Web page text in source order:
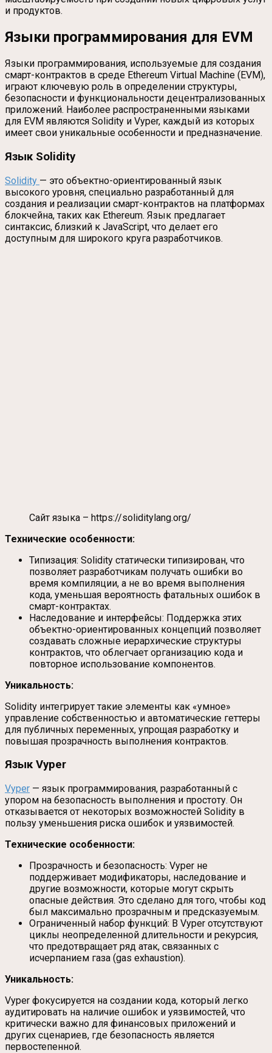
и продуктов.
Языки программирования для EVM
Языки программирования, используемые для создания
смарт-контрактов в среде Ethereum Virtual Machine (EVM),
играют ключевую роль в определении структуры,
безопасности и функциональности децентрализованных
приложений. Наиболее распространенными языками
для EVM являются Solidity и Vyper, каждый из которых
имеет свои уникальные особенности и предназначение.
Язык Solidity
Solidity — это объектно-ориентированный язык
высокого уровня, специально разработанный для
создания и реализации смарт-контрактов на платформах
блокчейна, таких как Ethereum. Язык предлагает
синтаксис, близкий к JavaScript, что делает его
доступным для широкого круга разработчиков.
Сайт языка – https://soliditylang.org/
Технические особенности:
Типизация: Solidity статически типизирован, что
позволяет разработчикам получать ошибки во
время компиляции, а не во время выполнения
кода, уменьшая вероятность фатальных ошибок в
смарт-контрактах.
Наследование и интерфейсы: Поддержка этих
объектно-ориентированных концепций позволяет
создавать сложные иерархические структуры
контрактов, что облегчает организацию кода и
повторное использование компонентов.
Уникальность:
Solidity интегрирует такие элементы как «умное»
управление собственностью и автоматические геттеры
для публичных переменных, упрощая разработку и
повышая прозрачность выполнения контрактов.
Язык Vyper
Vyper — язык программирования, разработанный с
упором на безопасность выполнения и простоту. Он
отказывается от некоторых возможностей Solidity в
пользу уменьшения риска ошибок и уязвимостей.
Технические особенности:
Прозрачность и безопасность: Vyper не
поддерживает модификаторы, наследование и
другие возможности, которые могут скрыть
опасные действия. Это сделано для того, чтобы код
был максимально прозрачным и предсказуемым.
Ограниченный набор функций: В Vyper отсутствуют
циклы неопределенной длительности и рекурсия,
что предотвращает ряд атак, связанных с
исчерпанием газа (gas exhaustion).
Уникальность:
Vyper фокусируется на создании кода, который легко
аудитировать на наличие ошибок и уязвимостей, что
критически важно для финансовых приложений и
других сценариев, где безопасность является
первостепенной.